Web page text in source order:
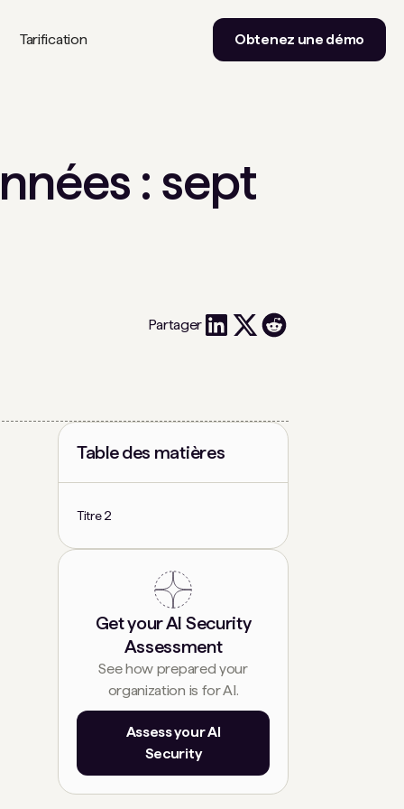
Tarification Obtenez une démo
: sept
Partager
Table des matières
Titre 2
Get your AI Security
Assessment
See how prepared your
organization is for AI.
Assess your AI
Security